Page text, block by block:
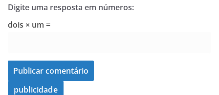
Digite uma resposta em números:
dois × um =
publicidade